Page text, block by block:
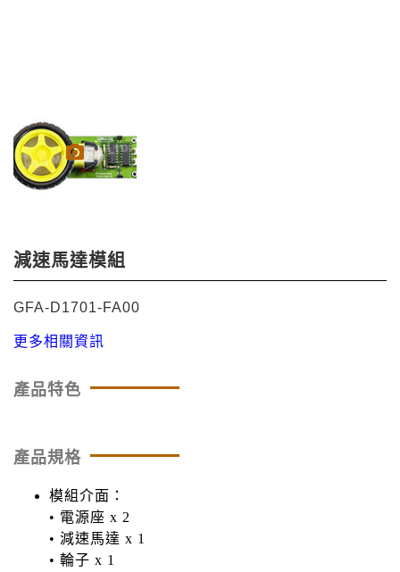
減速馬達模組
GFA-D1701-FA00
更多相關資訊
產品特色
產品規格
模組介面：
• 電源座 x 2
• 減速馬達 x 1
• 輪子 x 1